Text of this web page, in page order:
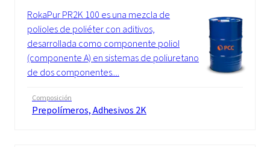
RokaPur PR2K 100 es una mezcla de
polioles de poliéter con aditivos,
desarrollada como componente poliol
(componente A) en sistemas de poliuretano
de dos componentes....
Composición
Prepolímeros, Adhesivos 2K